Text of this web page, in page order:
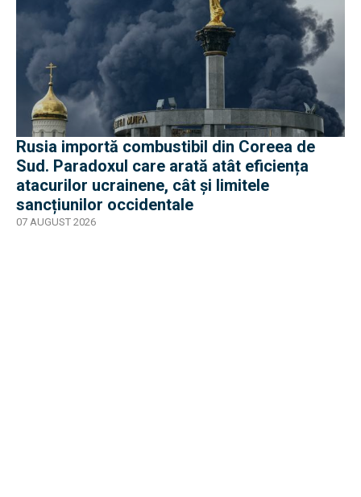
Rusia importă combustibil din Coreea de
Sud. Paradoxul care arată atât eficiența
atacurilor ucrainene, cât și limitele
sancțiunilor occidentale
07 AUGUST 2026